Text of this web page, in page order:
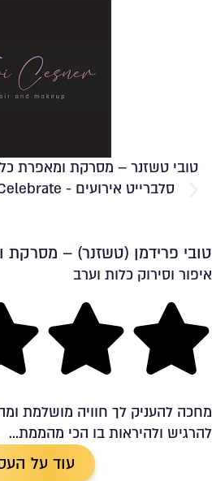
טובי פרידמן (טשזנר) – מסרקת
איפור וסירוק כלות וערב
שמירה ברשימת מועדפים
מחכה להעניק לך חוויה מושלמת
להרגיש ולהיראות בו הכי מהממת...
עוד על